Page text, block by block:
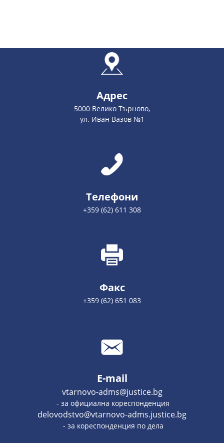
Адрес
5000 Велико Търново,
ул. Иван Вазов №1
Телефони
+359 (62) 611 308
Факс
+359 (62) 651 083
E-mail
vtarnovo-adms@justice.bg
- за официална кореспонденция
delovodstvo@vtarnovo-adms.justice.bg
- за кореспонденция по дела